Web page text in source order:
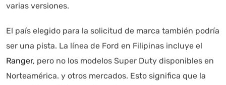
varias versiones.
El país elegido para la solicitud de marca también podría
ser una pista. La línea de Ford en Filipinas incluye el
Ranger, pero no los modelos Super Duty disponibles en
Norteamérica. y otros mercados. Esto significa que la